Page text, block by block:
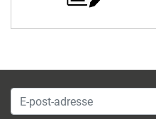
E-post-adresse